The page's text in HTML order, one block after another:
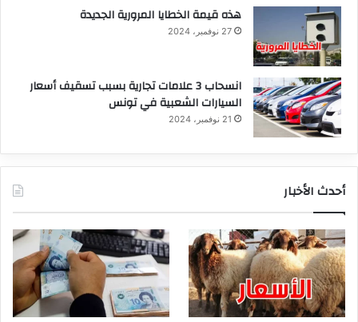
هذه قيمة الخطايا المرورية الجديدة
27 نوفمبر، 2024
انسحاب 3 علامات تجارية بسبب تسقيف أسعار
السيارات الشعبية في تونس
21 نوفمبر، 2024
أحدث الأخبار